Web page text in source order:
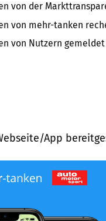
von der
von mehr-tanken
von Nutzern gemeldet
App